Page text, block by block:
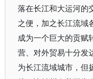
落在长江和大运河的
之便，加之长江流域
成为一个巨大的贡赋
营、对外贸易十分发
为长江流域城市，但